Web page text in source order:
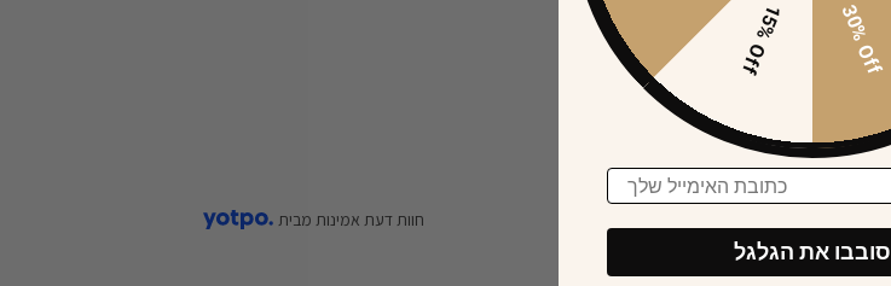
חוות דעת אמינות מבית
30% Off
15% Off
Email
סובבו את הגלגל